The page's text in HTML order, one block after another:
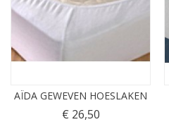
AÏDA GEWEVEN HOESLAKEN
€ 26,50